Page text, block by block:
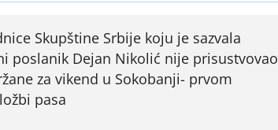
Skupštine Srbije koju je sazvala
poslanik Dejan Nikolić nije prisustvovao
za vikend u Sokobanji- prvom
pasa